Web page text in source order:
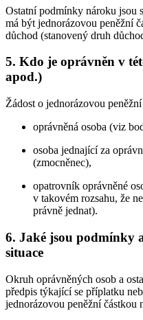
Ostatní podmínky nároku jsou
má být jednorázovou peněžní
důchod (stanovený druh
5. Kdo je oprávněn v
apod.)
Žádost o jednorázovou
oprávněná osoba (viz
osoba jednající za
(zmocněnec),
opatrovník oprávněné
v takovém rozsahu, že
právně jednat).
6. Jaké jsou podmínky
situace
Okruh oprávněných osob a
předpis týkající se příplatku
jednorázovou peněžní částkou